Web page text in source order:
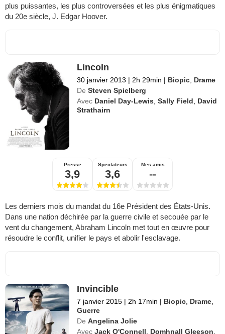
plus puissantes, les plus controversées et les plus énigmatiques
du 20e siècle, J. Edgar Hoover.
Lincoln
30 janvier 2013 | 2h 29min | Biopic Drame
De Steven Spielberg
Avec Daniel Day-Lewis ,Sally Field
David
Strathairn
Presse
3,9
Spectateurs
3,6
Mes amis
--
Les derniers mois du mandat du 16e Président des États-Unis.
Dans une nation déchirée par la guerre civile et secouée par le
vent du changement, Abraham Lincoln met tout en œuvre pour
résoudre le conflit, unifier le pays et abolir l'esclavage.
Invincible
7 janvier 2015 | 2h 17min | Biopic Drame
Guerre
De Angelina Jolie
Avec Jack O'Connell Domhnall Gleeson